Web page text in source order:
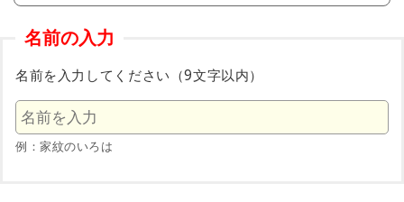
名前の入力
名前を入力してください（9文字以内）
例：家紋のいろは